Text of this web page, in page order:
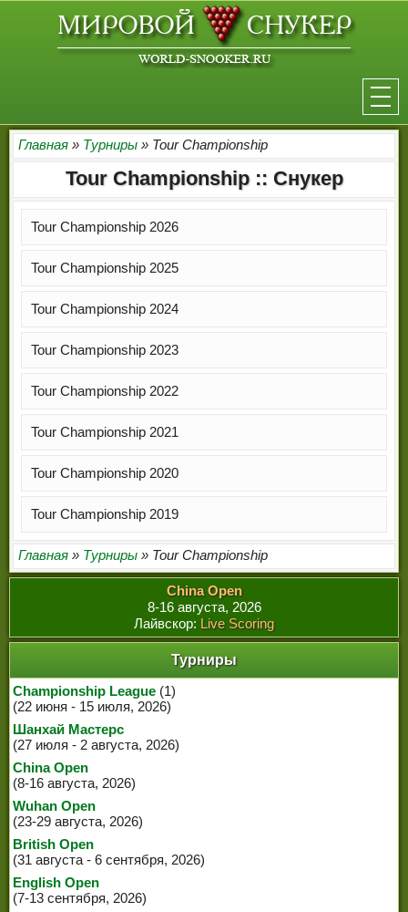
НОВОСТИ
ТУРНИРЫ
РЕЙТИНГ
Главная » Турниры » Tour Championship
Tour Championship :: Снукер
Tour Championship 2026
Tour Championship 2025
Tour Championship 2024
Tour Championship 2023
Tour Championship 2022
Tour Championship 2021
Tour Championship 2020
Tour Championship 2019
Главная » Турниры » Tour Championship
China Open
8-16 августа, 2026
Лайвскор: Live Scoring
Турниры
Championship League (1)
(22 июня - 15 июля, 2026)
Шанхай Мастерс
(27 июля - 2 августа, 2026)
China Open
(8-16 августа, 2026)
Wuhan Open
(23-29 августа, 2026)
British Open
(31 августа - 6 сентября, 2026)
English Open
(7-13 сентября, 2026)